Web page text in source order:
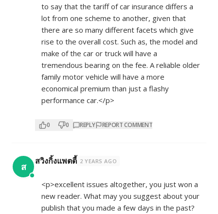
to say that the tariff of car insurance differs a
lot from one scheme to another, given that
there are so many different facets which give
rise to the overall cost. Such as, the model and
make of the car or truck will have a
tremendous bearing on the fee. A reliable older
family motor vehicle will have a more
economical premium than just a flashy
performance car.</p>
0 0 REPLY REPORT COMMENT
ส สวิงกิ้งแพตตี้ 2 YEARS AGO
<p>excellent issues altogether, you just won a
new reader. What may you suggest about your
publish that you made a few days in the past?